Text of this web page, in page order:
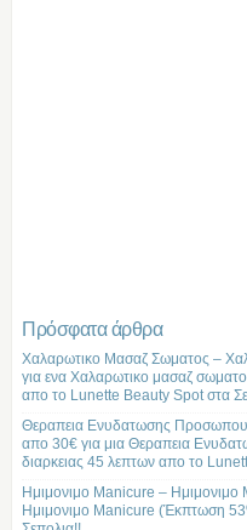
Πρόσφατα άρθρα
Χαλαρωτικο Μασαζ Σωματος –
για ενα Χαλαρωτικο μασαζ
απο το Lunette Beauty Spot στα
Θεραπεια Ενυδατωσης
απο 30€ για μια Θεραπεια
διαρκειας 45 λεπτων απο το
Ημιμονιμο Manicure –
Ημιμονιμο Manicure (Έκπτωση